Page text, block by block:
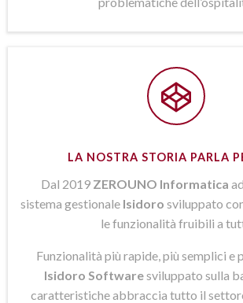
LA NOSTRA STORIA PARLA
Dal 2019 ZEROUNO Informatica
sistema gestionale Isidoro sviluppato
le funzionalità fruibili a
Funzionalità più rapide, più semplici e
Isidoro Softwaresviluppato sulla
caratteristiche abbraccia tutto il